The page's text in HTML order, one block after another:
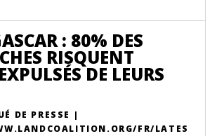
: 80% DES
RISQUENT
DE LEURS
DE PRESSE |
FR/LATES